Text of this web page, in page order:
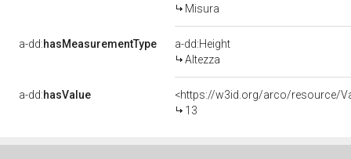
Misura
a-dd:hasMeasurementType
a-dd:Height
Altezza
a-dd:hasValue
<https://w3id.org/arco/resource/
13